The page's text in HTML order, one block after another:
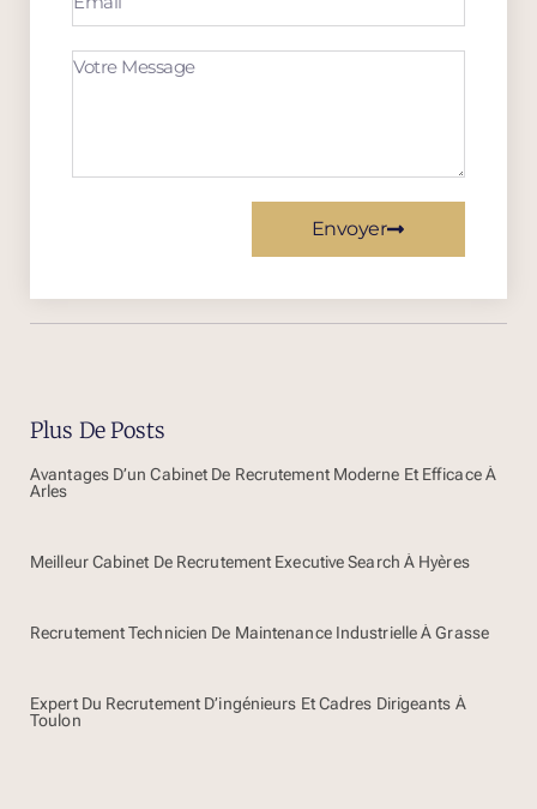
Envoyer
Plus De Posts
Avantages D’un Cabinet De Recrutement Moderne Et Efficace À
Arles
Meilleur Cabinet De Recrutement Executive Search À Hyères
Recrutement Technicien De Maintenance Industrielle À Grasse
Expert Du Recrutement D’ingénieurs Et Cadres Dirigeants À
Toulon